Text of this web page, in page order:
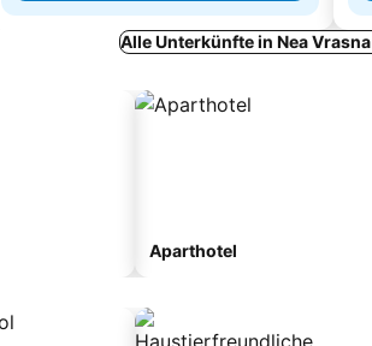
Alle Unterkünfte in Nea
Aparthotel